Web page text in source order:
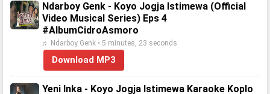
Ndarboy Genk - Koyo Jogja Istimewa (Official
Video Musical Series) Eps 4
#AlbumCidroAsmoro
♬ Ndarboy Genk • 5 minutes, 23 seconds
Download MP3
Yeni Inka - Koyo Jogja Istimewa Karaoke Koplo